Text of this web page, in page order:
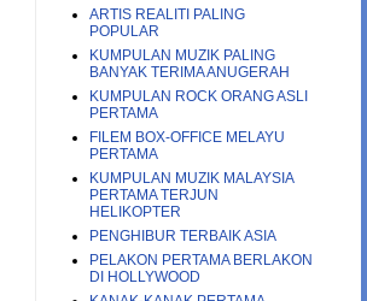
ARTIS REALITI PALING
POPULAR
KUMPULAN MUZIK PALING
BANYAK TERIMA ANUGERAH
KUMPULAN ROCK ORANG ASLI
PERTAMA
FILEM BOX-OFFICE MELAYU
PERTAMA
KUMPULAN MUZIK MALAYSIA
PERTAMA TERJUN
HELIKOPTER
PENGHIBUR TERBAIK ASIA
PELAKON PERTAMA BERLAKON
DI HOLLYWOOD